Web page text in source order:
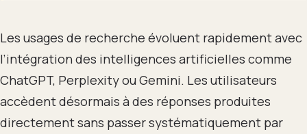
Les usages de recherche évoluent rapidement avec
l’intégration des intelligences artificielles comme
ChatGPT, Perplexity ou Gemini. Les utilisateurs
accèdent désormais à des réponses produites
directement sans passer systématiquement par